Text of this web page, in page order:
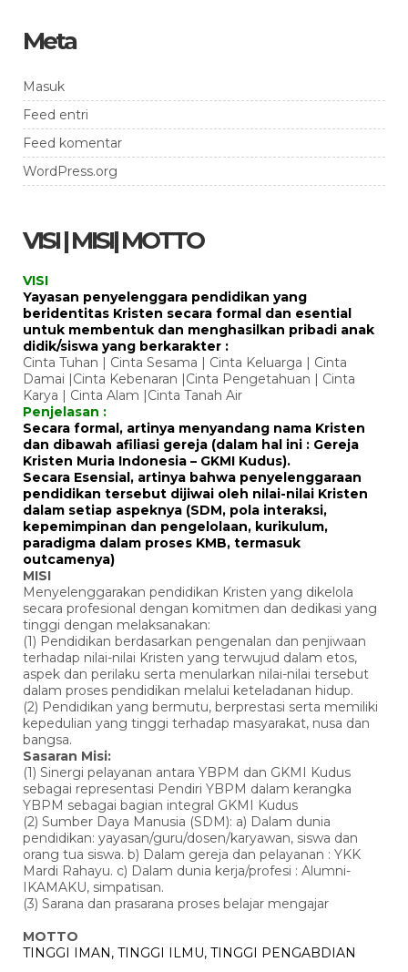
Meta
Masuk
Feed entri
Feed komentar
WordPress.org
VISI | MISI| MOTTO
VISI
Yayasan penyelenggara pendidikan yang
beridentitas Kristen secara formal dan esential
untuk membentuk dan menghasilkan pribadi anak
didik/siswa yang berkarakter :
Cinta Tuhan | Cinta Sesama | Cinta Keluarga | Cinta
Damai |Cinta Kebenaran |Cinta Pengetahuan | Cinta
Karya | Cinta Alam |Cinta Tanah Air
Penjelasan :
Secara formal, artinya menyandang nama Kristen
dan dibawah afiliasi gereja (dalam hal ini : Gereja
Kristen Muria Indonesia – GKMI Kudus).
Secara Esensial, artinya bahwa penyelenggaraan
pendidikan tersebut dijiwai oleh nilai-nilai Kristen
dalam setiap aspeknya (SDM, pola interaksi,
kepemimpinan dan pengelolaan, kurikulum,
paradigma dalam proses KMB, termasuk
outcamenya)
MISI
Menyelenggarakan pendidikan Kristen yang dikelola
secara profesional dengan komitmen dan dedikasi yang
tinggi dengan melaksanakan:
(1) Pendidikan berdasarkan pengenalan dan penjiwaan
terhadap nilai-nilai Kristen yang terwujud dalam etos,
aspek dan perilaku serta menularkan nilai-nilai tersebut
dalam proses pendidikan melalui keteladanan hidup.
(2) Pendidikan yang bermutu, berprestasi serta memiliki
kepedulian yang tinggi terhadap masyarakat, nusa dan
bangsa.
Sasaran Misi:
(1) Sinergi pelayanan antara YBPM dan GKMI Kudus
sebagai representasi Pendiri YBPM dalam kerangka
YBPM sebagai bagian integral GKMI Kudus
(2) Sumber Daya Manusia (SDM): a) Dalam dunia
pendidikan: yayasan/guru/dosen/karyawan, siswa dan
orang tua siswa. b) Dalam gereja dan pelayanan : YKK
Mardi Rahayu. c) Dalam dunia kerja/profesi : Alumni-
IKAMAKU, simpatisan.
(3) Sarana dan prasarana proses belajar mengajar
MOTTO
TINGGI IMAN, TINGGI ILMU, TINGGI PENGABDIAN